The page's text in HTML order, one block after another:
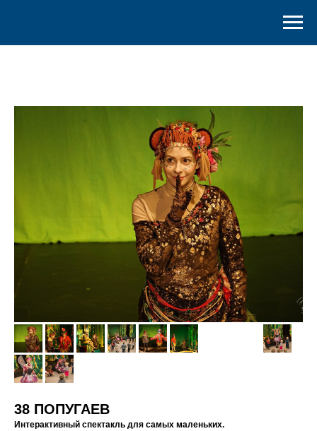
38 ПОПУГАЕВ
Интерактивный спектакль для самых маленьких.